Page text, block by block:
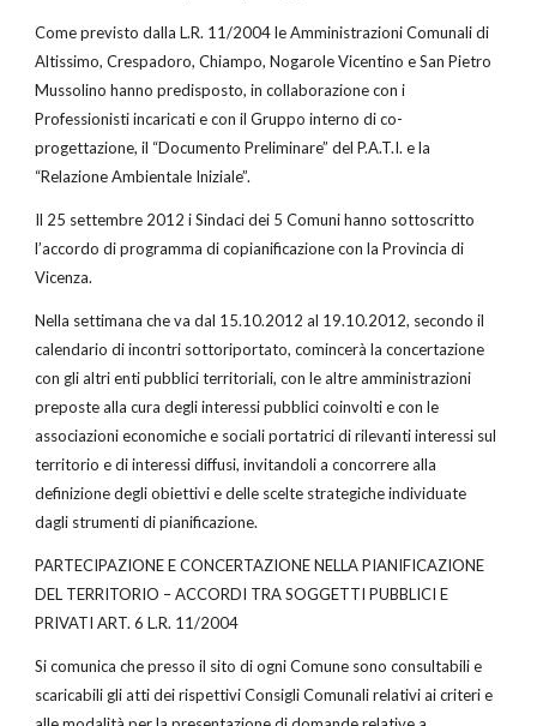
Come previsto dalla L.R. 11/2004 le Amministrazioni Comunali di
Altissimo, Crespadoro, Chiampo, Nogarole Vicentino e San Pietro
Mussolino hanno predisposto, in collaborazione con i
Professionisti incaricati e con il Gruppo interno di co-
progettazione, il “Documento Preliminare” del P.A.T.I. e la
“Relazione Ambientale Iniziale”.
Il 25 settembre 2012 i Sindaci dei 5 Comuni hanno sottoscritto
l’accordo di programma di copianificazione con la Provincia di
Vicenza.
Nella settimana che va dal 15.10.2012 al 19.10.2012, secondo il
calendario di incontri sottoriportato, comincerà la concertazione
con gli altri enti pubblici territoriali, con le altre amministrazioni
preposte alla cura degli interessi pubblici coinvolti e con le
associazioni economiche e sociali portatrici di rilevanti interessi sul
territorio e di interessi diffusi, invitandoli a concorrere alla
definizione degli obiettivi e delle scelte strategiche individuate
dagli strumenti di pianificazione.
PARTECIPAZIONE E CONCERTAZIONE NELLA PIANIFICAZIONE
DEL TERRITORIO – ACCORDI TRA SOGGETTI PUBBLICI E
PRIVATI ART. 6 L.R. 11/2004
Si comunica che presso il sito di ogni Comune sono consultabili e
scaricabili gli atti dei rispettivi Consigli Comunali relativi ai criteri e